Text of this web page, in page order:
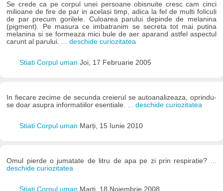
Se crede ca pe corpul unei persoane obisnuite cresc cam cinci
milioane de fire de par in acelasi timp, adica la fel de multi foliculi
de par precum gorilele. Culoarea parului depinde de melanina
(pigment). Pe masura ce imbatranim se secreta tot mai putina
melanina si se formeaza mici bule de aer aparand astfel aspectul
carunt al parului. ... deschide curiozitatea
Stiati Corpul uman Joi, 17 Februarie 2005
In fiecare zecime de secunda creierul se autoanalizeaza, oprindu-
se doar asupra informatiilor esentiale.
... deschide curiozitatea
Stiati Corpul uman Marți, 15 Iunie 2010
Omul pierde o jumatate de litru de apa pe zi prin respiratie?
deschide curiozitatea
Stiati Corpul uman Marți, 18 Noiembrie 2008